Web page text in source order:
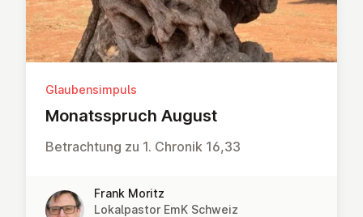
Glaubensimpuls
Mo­nats­spruch August
Betrachtung zu 1. Chronik 16,33
Frank Moritz
Lokalpastor EmK Schweiz